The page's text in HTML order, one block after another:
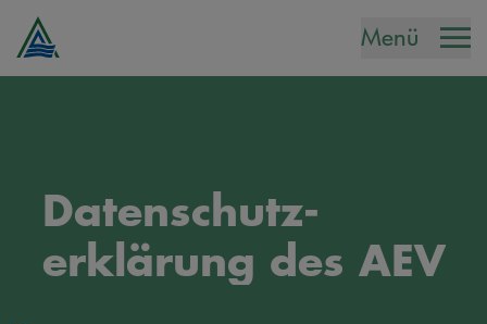
Menü
Datenschutz-
erklärung des AEV